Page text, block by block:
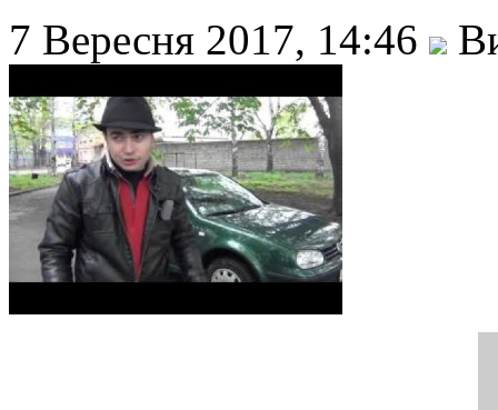
7 Вересня 2017, 14:46